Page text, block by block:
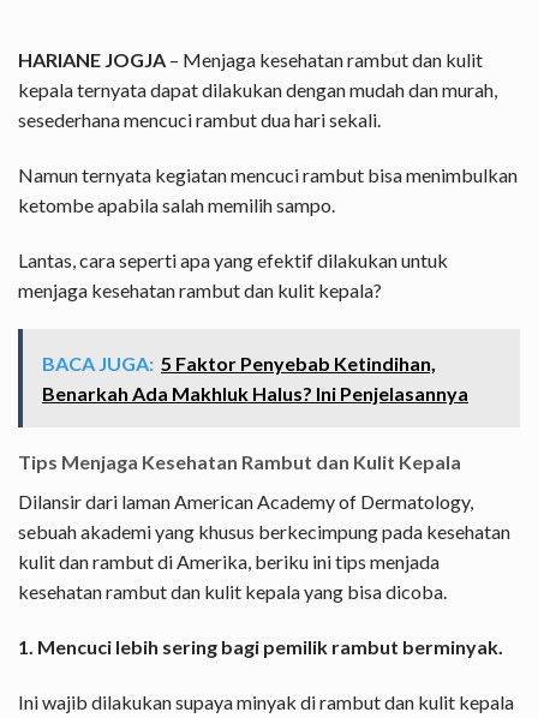
HARIANE JOGJA – Menjaga kesehatan rambut dan kulit
kepala ternyata dapat dilakukan dengan mudah dan murah,
sesederhana mencuci rambut dua hari sekali.
Namun ternyata kegiatan mencuci rambut bisa menimbulkan
ketombe apabila salah memilih sampo.
Lantas, cara seperti apa yang efektif dilakukan untuk
menjaga kesehatan rambut dan kulit kepala?
BACA JUGA: 5 Faktor Penyebab Ketindihan,
Benarkah Ada Makhluk Halus? Ini Penjelasannya
Tips Menjaga Kesehatan Rambut dan Kulit Kepala
Dilansir dari laman American Academy of Dermatology,
sebuah akademi yang khusus berkecimpung pada kesehatan
kulit dan rambut di Amerika, beriku ini tips menjada
kesehatan rambut dan kulit kepala yang bisa dicoba.
1. Mencuci lebih sering bagi pemilik rambut berminyak.
Ini wajib dilakukan supaya minyak di rambut dan kulit kepala